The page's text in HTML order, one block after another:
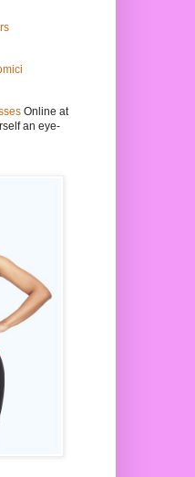
Online at
an eye-